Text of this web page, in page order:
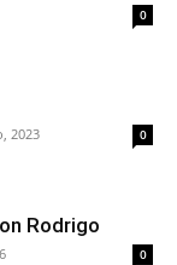
0
2023 0
Rodrigo
0